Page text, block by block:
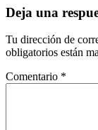
entradas
Deja una
Tu dirección de
obligatorios están
Comentario *